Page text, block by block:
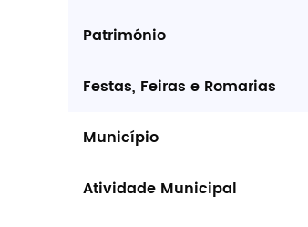
Património
Festas, Feiras e Romarias
Município
Atividade Municipal